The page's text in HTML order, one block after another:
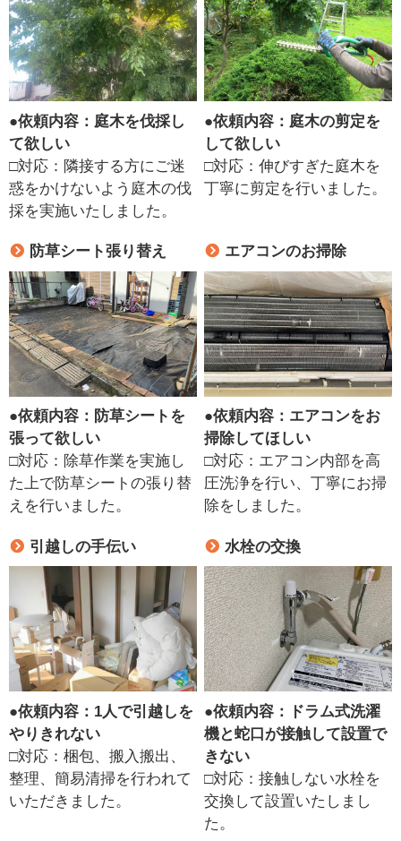
●依頼内容：庭木を伐採し
て欲しい
□対応：隣接する方にご迷
惑をかけないよう庭木の伐
採を実施いたしました。
●依頼内容：庭木の剪定を
して欲しい
□対応：伸びすぎた庭木を
丁寧に剪定を行いました。
防草シート張り替え
●依頼内容：防草シートを
張って欲しい
□対応：除草作業を実施し
た上で防草シートの張り替
えを行いました。
エアコンのお掃除
●依頼内容：エアコンをお
掃除してほしい
□対応：エアコン内部を高
圧洗浄を行い、丁寧にお掃
除をしました。
引越しの手伝い
●依頼内容：1人で引越しを
やりきれない
□対応：梱包、搬入搬出、
整理、簡易清掃を行われて
いただきました。
水栓の交換
●依頼内容：ドラム式洗濯
機と蛇口が接触して設置で
きない
□対応：接触しない水栓を
交換して設置いたしまし
た。